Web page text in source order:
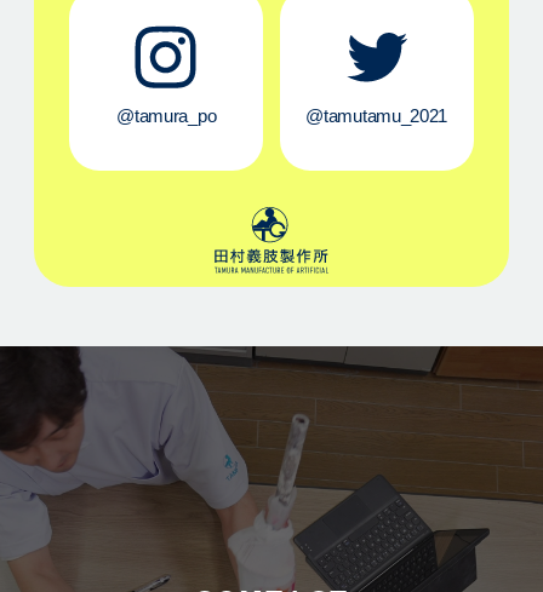
@tamura_po @tamutamu_2021